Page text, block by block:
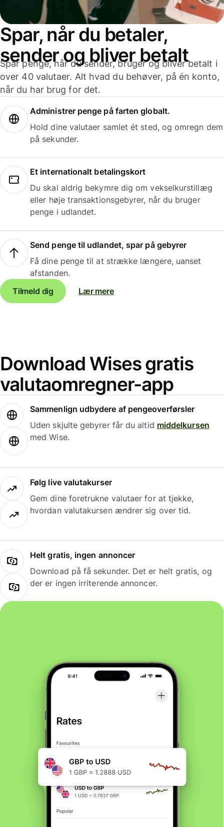
Spar, når du betaler,
sender og bliver betalt
Spar penge, når du sender, bruger og bliver betalt i
over 40 valutaer. Alt hvad du behøver, på én konto,
når du har brug for det.
Administrer penge på farten globalt.
Hold dine valutaer samlet ét sted, og omregn dem
på sekunder.
Et internationalt betalingskort
Du skal aldrig bekymre dig om vekselkurstillæg
eller høje transaktionsgebyrer, når du bruger
penge i udlandet.
Send penge til udlandet, spar på gebyrer
Få dine penge til at strække længere, uanset
afstanden.
Tilmeld dig
Lær mere
Download Wises gratis
valutaomregner-app
Sammenlign udbydere af pengeoverførsler
Uden skjulte gebyrer får du altid middelkursen
med Wise.
Følg live valutakurser
Gem dine foretrukne valutaer for at tjekke,
hvordan valutakursen ændrer sig over tid.
Helt gratis, ingen annoncer
Download på få sekunder. Det er helt gratis, og
der er ingen irriterende annoncer.